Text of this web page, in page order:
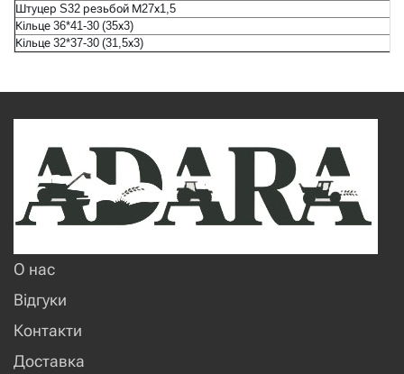
Штуцер S32 резьбой М27х1,5
Кільце 36*41-30 (35х3)
Кільце 32*37-30 (31,5х3)
О нас
Відгуки
Контакти
Доставка